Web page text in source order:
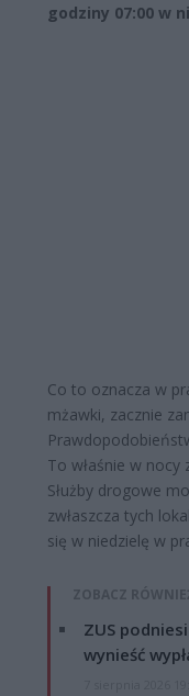
godziny 07:00 w
Co to oznacza w
mżawki, zacznie
To właśnie w
Służby drogowe
zwłaszcza tych
się w niedzielę w
ZOBACZ
ZUS
wynieść